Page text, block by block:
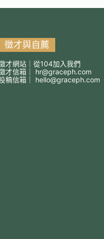
徵才與自薦
才網站｜從104加入我們
才信箱｜ hr@graceph.com
稿信箱｜ hello@graceph.com